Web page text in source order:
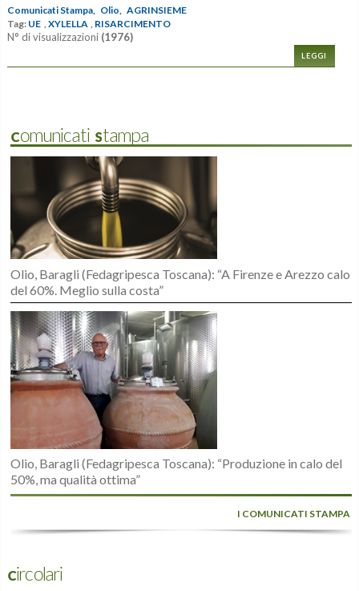
Comunicati Stampa, Olio,
AGRINSIEME
Tag: UE XYLELLA RISARCIMENTO
N° di visualizzazioni (1976)
LEGGI
Comunicati Stampa
Olio, Baragli (Fedagripesca Toscana): “A Firenze e Arezzo calo
del 60%. Meglio sulla costa”
Olio, Baragli (Fedagripesca Toscana): “Produzione in calo del
50%, ma qualità ottima”
I COMUNICATI STAMPA
Circolari